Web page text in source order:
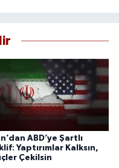
ABD’ye Şartlı
Yaptırımlar Kalksın,
Çekilsin